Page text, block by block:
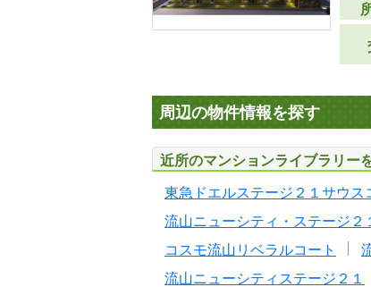
周辺の物件情報を探す
近所のマンションライブラリー
東急ドエルステージ２１サウス
流山ニューシティ・ステージ
コスモ流山リベラルコート
流山ニューシティステージ２１